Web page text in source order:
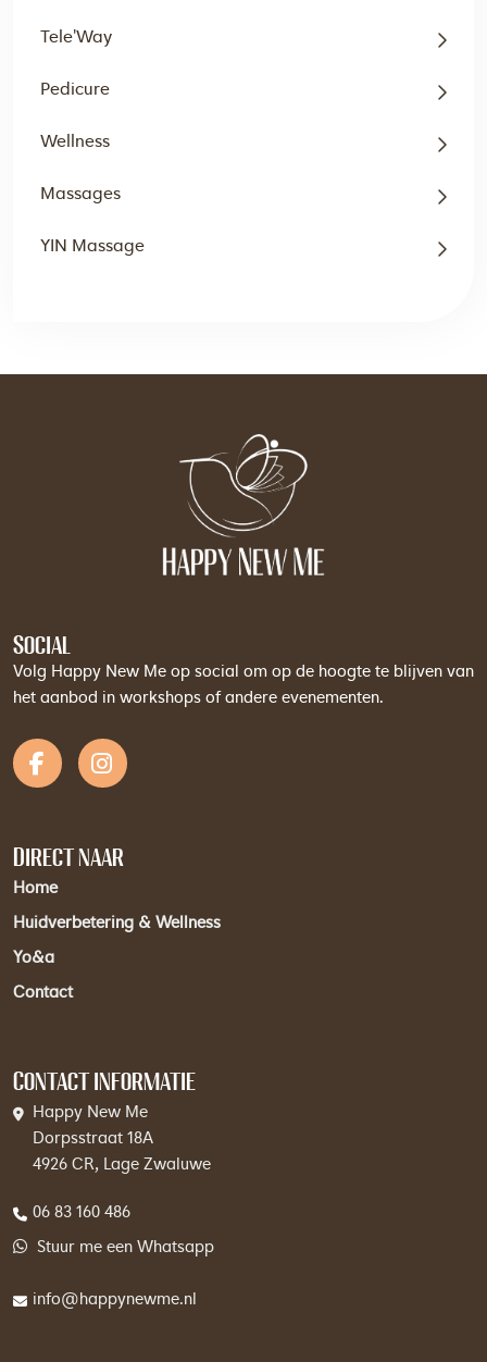
Tele'Way
Pedicure
Wellness
Massages
YIN Massage
Social
Volg Happy New Me op social om op de hoogte te blijven van
het aanbod in workshops of andere evenementen.
Direct naar
Home
Huidverbetering & Wellness
Yo&a
Contact
Contact informatie
Happy New Me
Dorpsstraat 18A
4926 CR, Lage Zwaluwe
06 83 160 486
Stuur me een Whatsapp
info@happynewme.nl